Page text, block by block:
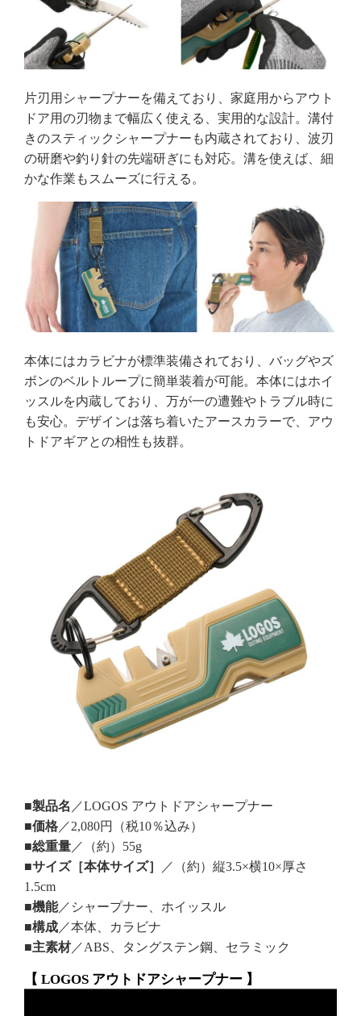
片刃用シャープナーを備えており、家庭用からアウト
ドア用の刃物まで幅広く使える、実用的な設計。溝付
きのスティックシャープナーも内蔵されており、波刃
の研磨や釣り針の先端研ぎにも対応。溝を使えば、細
かな作業もスムーズに行える。
本体にはカラビナが標準装備されており、バッグやズ
ボンのベルトループに簡単装着が可能。本体にはホイ
ッスルを内蔵しており、万が一の遭難やトラブル時に
も安心。デザインは落ち着いたアースカラーで、アウ
トドアギアとの相性も抜群。
■製品名 ／LOGOS アウトドアシャープナー
■価格 ／2,080円（税10％込み）
■総重量 ／（約）55g
■サイズ［本体サイズ］
／（約）縦3.5×横10×厚さ
1.5cm
■機能／シャープナー、ホイッスル
■構成 ／本体、カラビナ
■主素材／ABS、タングステン鋼、セラミック
【 LOGOS アウトドアシャープナー 】